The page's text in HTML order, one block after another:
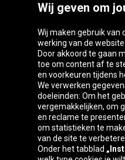
Oponeo-groep
Belgique
Česká
republika
Wij geven om
Wij maken gebruik van
werking van de
Door akkoord te gaan
toe om content af te
en voorkeuren tijdens
We verwerken
doeleinden: Om het
vergemakkelijken, om
en reclame te
om statistieken te
van de site te
Onder het tabblad